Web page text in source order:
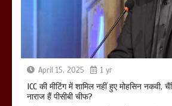
April 15, 2025 1 yr
ICC की मीटिंग में शामिल नहीं हुए मोहसिन नकवी,
नाराज हैं पीसीबी चीफ?